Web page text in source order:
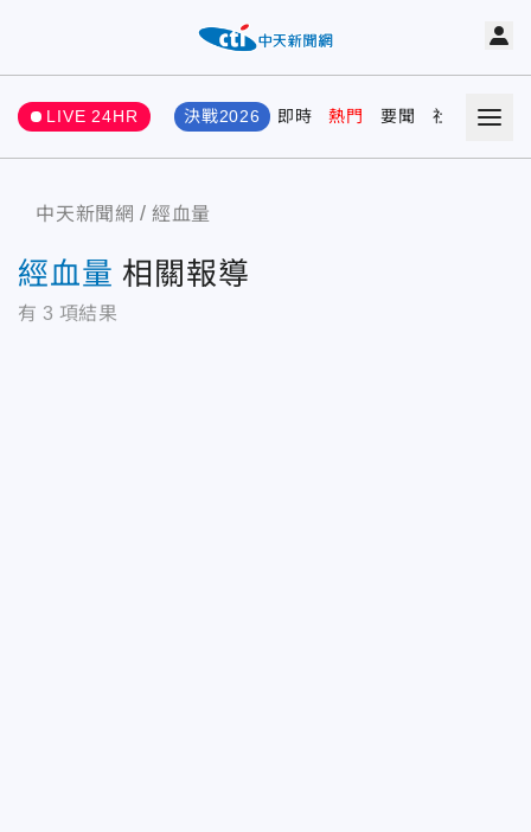
LIVE 24HR 決戰2026 即時 熱門 要聞 社會 娛樂
中天新聞網 經血量
經血量 相關報導
有 3 項結果